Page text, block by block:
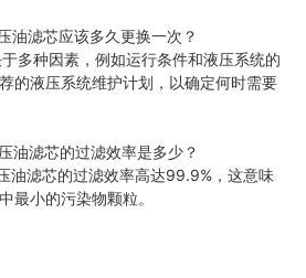
油滤芯应该多久更换一次？
多种因素，例如运行条件和液压系统的
的液压系统维护计划，以确定何时需要
油滤芯的过滤效率是多少？
油滤芯的过滤效率高达99.9%，这意味
最小的污染物颗粒。